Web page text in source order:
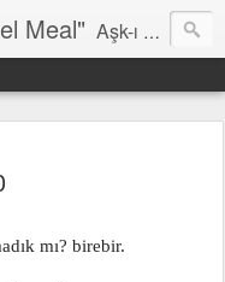
Meal" Aşk-ı Kur'an; Orjinali, devrin tüm şiirlerini ortadan kaldırıp, kendine özgün şiirsel ahengiyle, tahta oturan Kur'an'ı Kerim'dir. Bu çalışma ise şiir tadında, ama şiir olduğu iddaa edilmeyen özgün bir mealidir. Şiir, şairin kendine göre hissettiği, şiir okuyucunun da kendine göre haz aldığı özgün bir duygusal bütünlüktür. İnteraktif Kuran'ı Kerim Meali, işiten herkese kendine has ruhsal bir bütünlük verir.
mı? birebir.